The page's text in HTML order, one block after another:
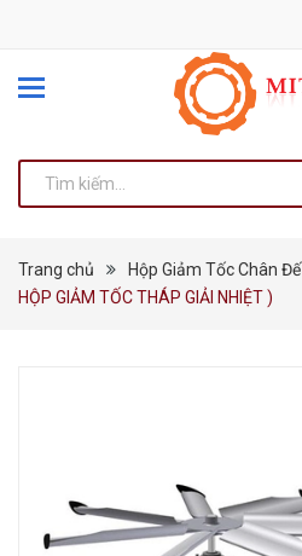
Trang chủ Hộp Giảm Tốc Chân Đế
HỘP GIẢM TỐC THÁP GIẢI NHIỆT )